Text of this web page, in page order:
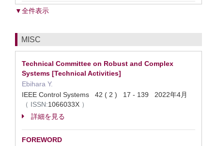
▼全件表示
MISC
Technical Committee on Robust and Complex
Systems [Technical Activities]
Ebihara Y.
IEEE Control Systems 42 ( 2 ) 17 - 139 2022年4月
（ ISSN:1066033X ）
詳細を見る
FOREWORD